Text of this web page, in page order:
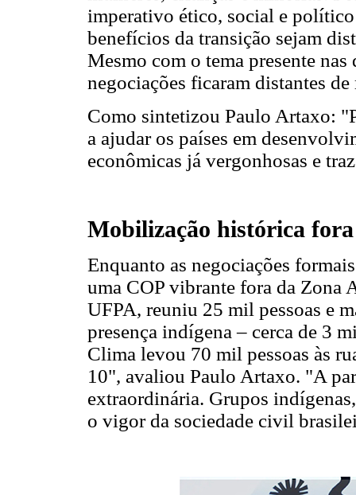
imperativo ético, social e
benefícios da transição sejam
Mesmo com o tema presente
negociações ficaram distantes
Como sintetizou Paulo Artaxo:
a ajudar os países em
econômicas já vergonhosas e
Mobilização histórica
Enquanto as negociações
uma COP vibrante fora da Zona
UFPA, reuniu 25 mil pessoas e
presença indígena – cerca de 3
Clima levou 70 mil pessoas às
10", avaliou Paulo Artaxo. "A
extraordinária. Grupos
o vigor da sociedade civil